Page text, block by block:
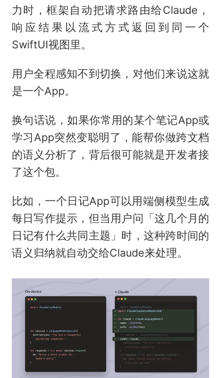
力时，框架自动把请求路由给Claude，
响应结果以流式方式返回到同一个
SwiftUI视图里。
用户全程感知不到切换，对他们来说这就
是一个App。
换句话说，如果你常用的某个笔记App或
学习App突然变聪明了，能帮你做跨文档
的语义分析了，背后很可能就是开发者接
了这个包。
比如，一个日记App可以用端侧模型生成
每日写作提示，但当用户问「这几个月的
日记有什么共同主题」时，这种跨时间的
语义归纳就自动交给Claude来处理。